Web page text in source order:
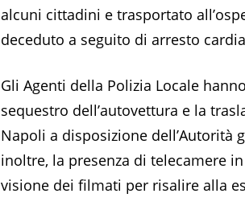
alcuni cittadini e trasportato
deceduto a seguito di arresto
Gli Agenti della Polizia Locale
sequestro dell’autovettura e la
Napoli a disposizione dell’Autorità
inoltre, la presenza di telecamere
visione dei filmati per risalire alla